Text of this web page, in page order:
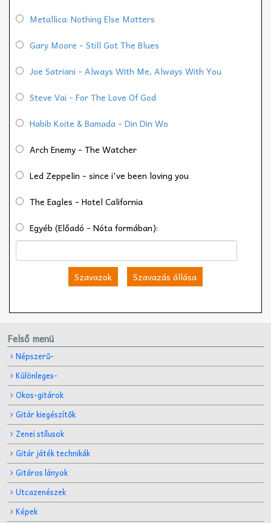
Metallica: Nothing Else Matters
Gary Moore - Still Got The Blues
Joe Satriani - Always With Me, Always With You
Steve Vai - For The Love Of God
Habib Koite & Bamada - Din Din Wo
Arch Enemy - The Watcher
Led Zeppelin - since i've been loving you
The Eagles - Hotel California
Egyéb (Előadó - Nóta formában):
Szavazok Szavazás állása
Felső menü
Népszerű-
Különleges-
Okos-gitárok
Gitár kiegészítők
Zenei stílusok
Gitár játék technikák
Gitáros lányok
Utcazenészek
Képek